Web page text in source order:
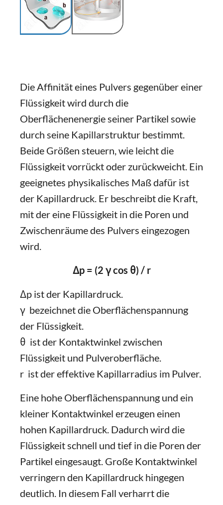
Die Affinität eines Pulvers gegenüber einer
Flüssigkeit wird durch die
Oberflächenenergie seiner Partikel sowie
durch seine Kapillarstruktur bestimmt.
Beide Größen steuern, wie leicht die
Flüssigkeit vorrückt oder zurückweicht. Ein
geeignetes physikalisches Maß dafür ist
der Kapillardruck. Er beschreibt die Kraft,
mit der eine Flüssigkeit in die Poren und
Zwischenräume des Pulvers eingezogen
wird.
Δp = (2 γ cos θ) / r
Δp ist der Kapillardruck.
γ bezeichnet die Oberflächenspannung
der Flüssigkeit.
θ ist der Kontaktwinkel zwischen
Flüssigkeit und Pulveroberfläche.
r ist der effektive Kapillarradius im Pulver.
Eine hohe Oberflächenspannung und ein
kleiner Kontaktwinkel erzeugen einen
hohen Kapillardruck. Dadurch wird die
Flüssigkeit schnell und tief in die Poren der
Partikel eingesaugt. Große Kontaktwinkel
verringern den Kapillardruck hingegen
deutlich. In diesem Fall verharrt die